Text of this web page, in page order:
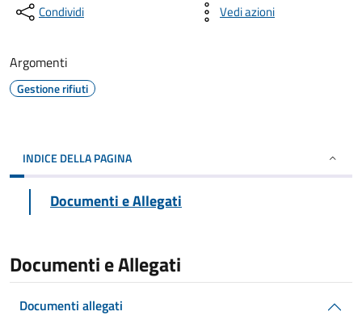
Condividi Vedi azioni
Argomenti
Gestione rifiuti
INDICE DELLA PAGINA
Documenti e Allegati
Documenti e Allegati
Documenti allegati